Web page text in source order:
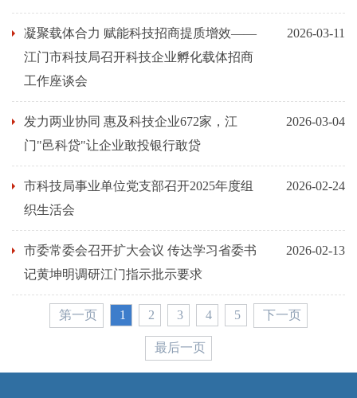
凝聚载体合力 赋能科技招商提质增效——
江门市科技局召开科技企业孵化载体招商
工作座谈会
2026-03-11
发力两业协同 惠及科技企业672家，江
门"邑科贷"让企业敢投银行敢贷
2026-03-04
市科技局事业单位党支部召开2025年度组
织生活会
2026-02-24
市委常委会召开扩大会议 传达学习省委书
记黄坤明调研江门指示批示要求
2026-02-13
第一页 1 2 3 4 5 下一页
最后一页